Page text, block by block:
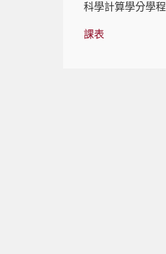
科學計算學分學程
課表